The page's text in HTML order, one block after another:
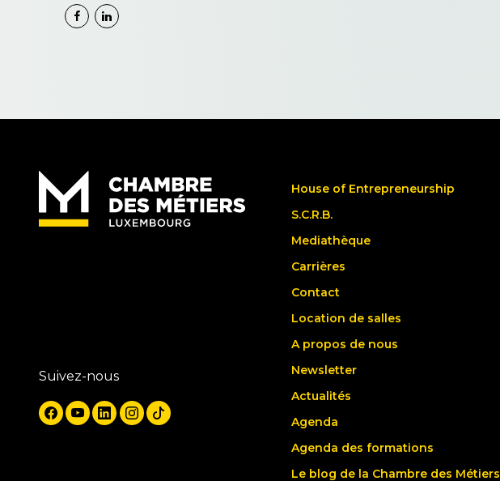
Suivez-nous
House of Entrepreneurship
S.C.R.B.
Mediathèque
Carrières
Contact
Location de salles
A propos de nous
Newsletter
Actualités
Agenda
Agenda des formations
Le blog de la Chambre des Métiers